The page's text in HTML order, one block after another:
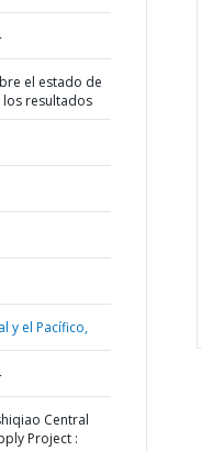
el estado de
los resultados
y el Pacífico,
Central
Project :